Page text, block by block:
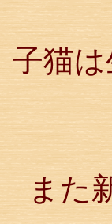
子猫
また